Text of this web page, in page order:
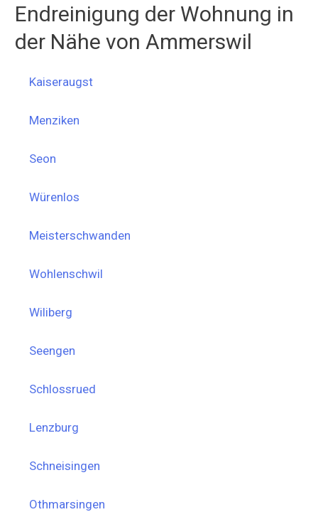
Endreinigung der Wohnung in
der Nähe von Ammerswil
Kaiseraugst
Menziken
Seon
Würenlos
Meisterschwanden
Wohlenschwil
Wiliberg
Seengen
Schlossrued
Lenzburg
Schneisingen
Othmarsingen